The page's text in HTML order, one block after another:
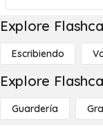
Explore
Escribiendo
Explore
Guardería